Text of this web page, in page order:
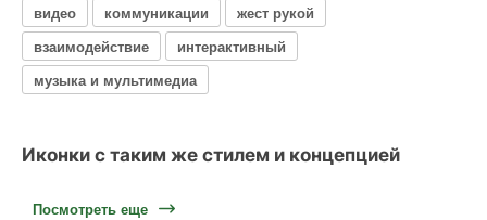
видео коммуникации
жест рукой
взаимодействие
интерактивный
музыка и мультимедиа
Иконки с таким же стилем и концепцией
Посмотреть еще